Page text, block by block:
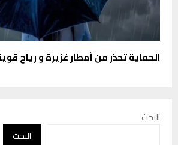
الحماية تحذر من أمطار غزيرة و رياح
البحث
البحث